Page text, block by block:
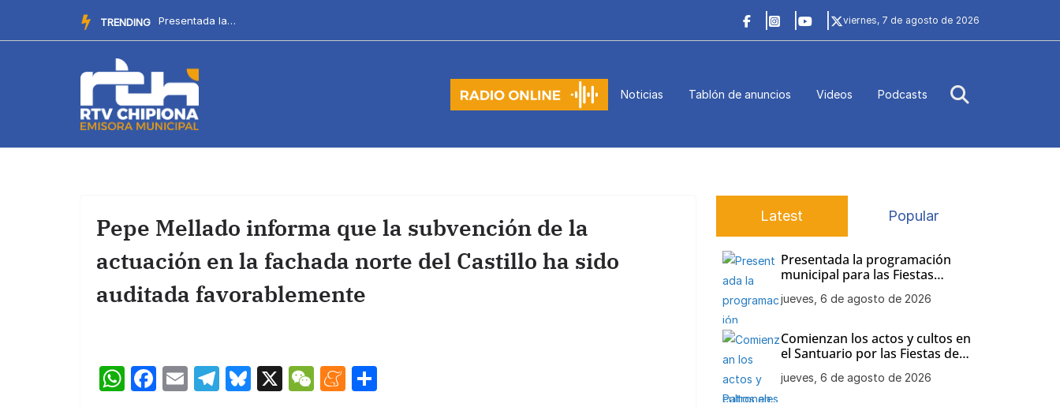
TRENDING Comienzan los actos y cultos en el Santuario por las Fiestas... viernes, 7 de agosto de 2026
Noticias Tablón de anuncios Videos Podcasts
Pepe Mellado informa que la subvención de la
actuación en la fachada norte del Castillo ha sido
auditada favorablemente
W F
E
T
Bl X
W M
Latest Popular
Presentada la programación
municipal para las Fiestas
de Regla
jueves, 6 de agosto de 2026
Comienzan los actos y cultos en
el Santuario por las Fiestas de
jueves, 6 de agosto de 2026